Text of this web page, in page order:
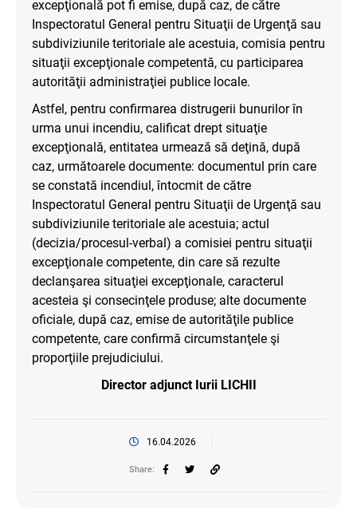
excepţională pot fi emise, după caz, de către
Inspectoratul General pentru Situaţii de Urgenţă sau
subdiviziunile teritoriale ale acestuia, comisia pentru
situaţii excepţionale competentă, cu participarea
autorităţii administraţiei publice locale.
Astfel, pentru confirmarea distrugerii bunurilor în
urma unui incendiu, calificat drept situaţie
excepţională, entitatea urmează să deţină, după
caz, următoarele documente: documentul prin care
se constată incendiul, întocmit de către
Inspectoratul General pentru Situaţii de Urgenţă sau
subdiviziunile teritoriale ale acestuia; actul
(decizia/procesul-verbal) a comisiei pentru situaţii
excepţionale competente, din care să rezulte
declanşarea situaţiei excepţionale, caracterul
acesteia şi consecinţele produse; alte documente
oficiale, după caz, emise de autorităţile publice
competente, care confirmă circumstanţele şi
proporţiile prejudiciului.
Director adjunct Iurii LICHII
16.04.2026
Share: